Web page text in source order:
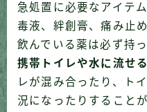
急処置に必要なアイテ
毒液、絆創膏、痛み止
飲んでいる薬は必ず持
携帯トイレや水に流せ
レが混み合ったり、ト
況になったりすることが